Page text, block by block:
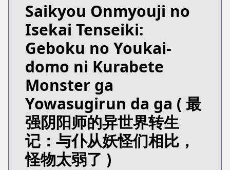
Saikyou Onmyouji no
Isekai Tenseiki:
Geboku no Youkai-
domo ni Kurabete
Monster ga
Yowasugirun da ga ( 最
强阴阳师的异世界转生
记：与仆从妖怪们相比，
怪物太弱了 )